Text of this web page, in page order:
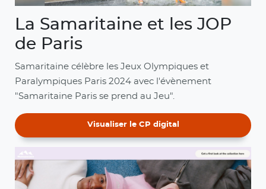
La Samaritaine et les JOP
de Paris
Samaritaine célèbre les Jeux Olympiques et
Paralympiques Paris 2024 avec l'évènement
"Samaritaine Paris se prend au Jeu".
Visualiser le CP digital